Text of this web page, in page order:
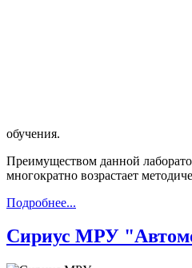
обучения.
Преимуществом данной
многократно возрастает
Подробнее...
Сириус МРУ